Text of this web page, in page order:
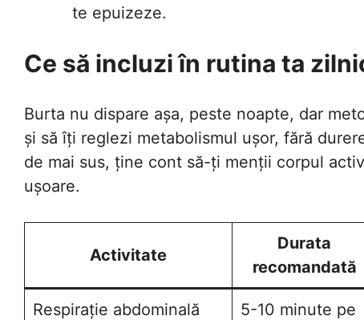
te epuizeze.
Ce să incluzi în rutina ta
Burta nu dispare așa, peste noapte, dar
și să îți reglezi metabolismul ușor, fără
de mai sus, ține cont să-ți menții corpul
ușoare.
Activitate
Durata
recomandată
Respirație abdominală
5-10 minute pe